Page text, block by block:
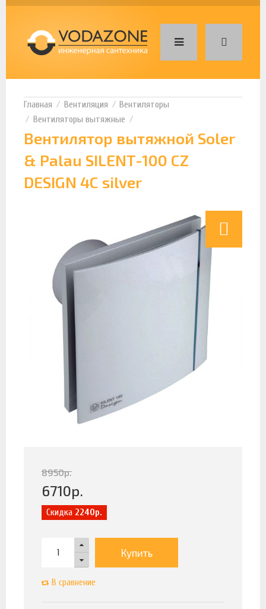
Вентиляция
Вентиляторы
Вентиляторы вытяжные
Вентилятор вытяжной Soler
& Palau SILENT-100 CZ
DESIGN 4C silver
8950р.
6710р.
Скидка 2240р.
Купить
В сравнение